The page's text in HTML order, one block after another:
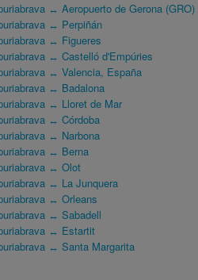
↔ Aeropuerto de Gerona (GRO)
↔ Perpiñán
↔ Figueres
↔ Castelló d'Empúries
↔ Valencia, España
↔ Badalona
↔ Lloret de Mar
↔ Córdoba
↔ Narbona
↔ Berna
↔ Olot
↔ La Junquera
↔ Orleans
↔ Sabadell
↔ Estartit
↔ Santa Margarita